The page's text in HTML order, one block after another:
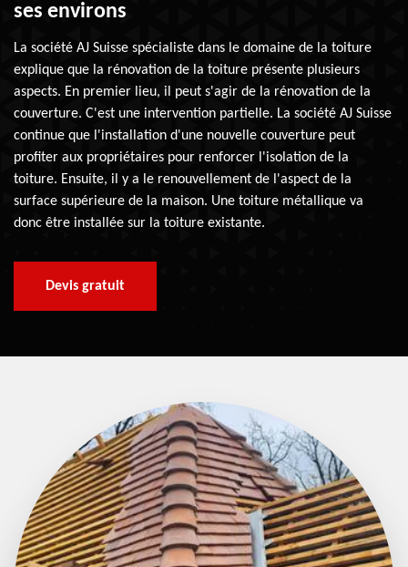
ses environs
La société AJ Suisse spécialiste dans le domaine de la toiture
explique que la rénovation de la toiture présente plusieurs
aspects. En premier lieu, il peut s'agir de la rénovation de la
couverture. C'est une intervention partielle. La société AJ Suisse
continue que l'installation d'une nouvelle couverture peut
profiter aux propriétaires pour renforcer l'isolation de la
toiture. Ensuite, il y a le renouvellement de l'aspect de la
surface supérieure de la maison. Une toiture métallique va
donc être installée sur la toiture existante.
Devis gratuit